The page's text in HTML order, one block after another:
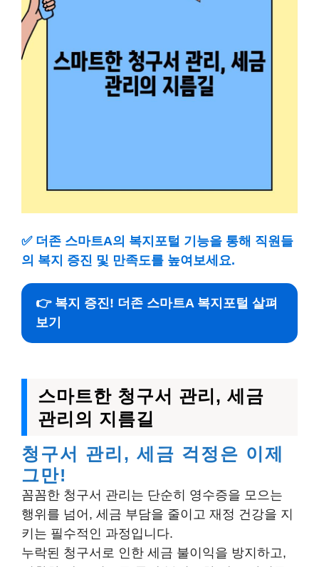
✅ 더존 스마트A의 복지포털 기능을 통해 직원들
의 복지 증진 및 만족도를 높여보세요.
👉 복지 증진! 더존 스마트A 복지포털 살펴
보기
스마트한 청구서 관리, 세금
관리의 지름길
청구서 관리, 세금 걱정은 이제
그만!
꼼꼼한 청구서 관리는 단순히 영수증을 모으는
행위를 넘어, 세금 부담을 줄이고 재정 건강을 지
키는 필수적인 과정입니다.
누락된 청구서로 인한 세금 불이익을 방지하고,